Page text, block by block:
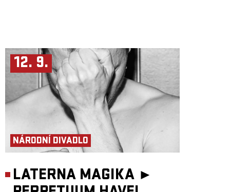
12. 9.
NÁRODNÍ DIVADLO
LATERNA MAGIKA ►